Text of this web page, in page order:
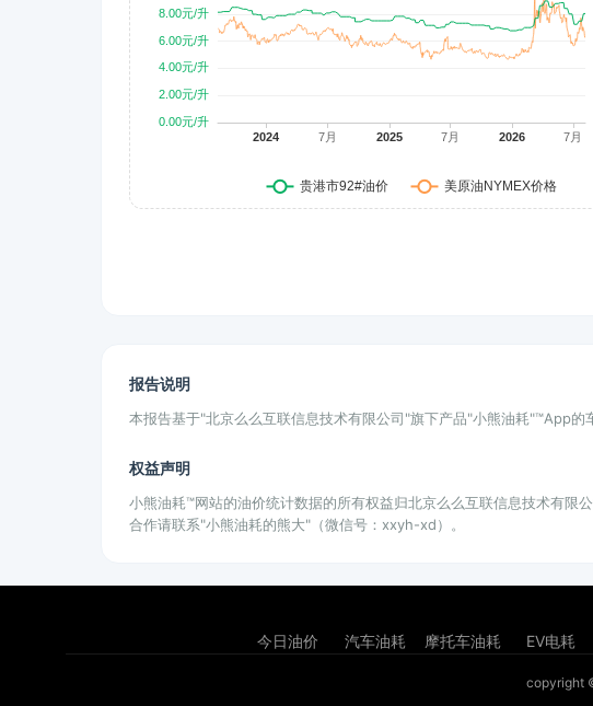
报告说明
本报告基于"北京么么互联信息技术有限公司"旗下产品"小熊油耗"™App
权益声明
小熊油耗™网站的油价统计数据的所有权益归北京么么互联信息技术有限
合作请联系"小熊油耗的熊大"（微信号：xxyh-xd）。
今日油价 汽车油耗 摩托车油耗 EV电耗
copyright